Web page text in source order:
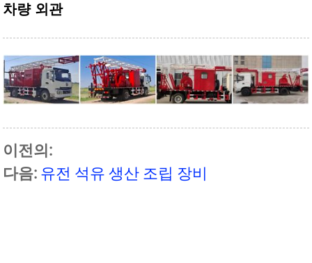
차량 외관
이전의:
다음: 유전 석유 생산 조립 장비